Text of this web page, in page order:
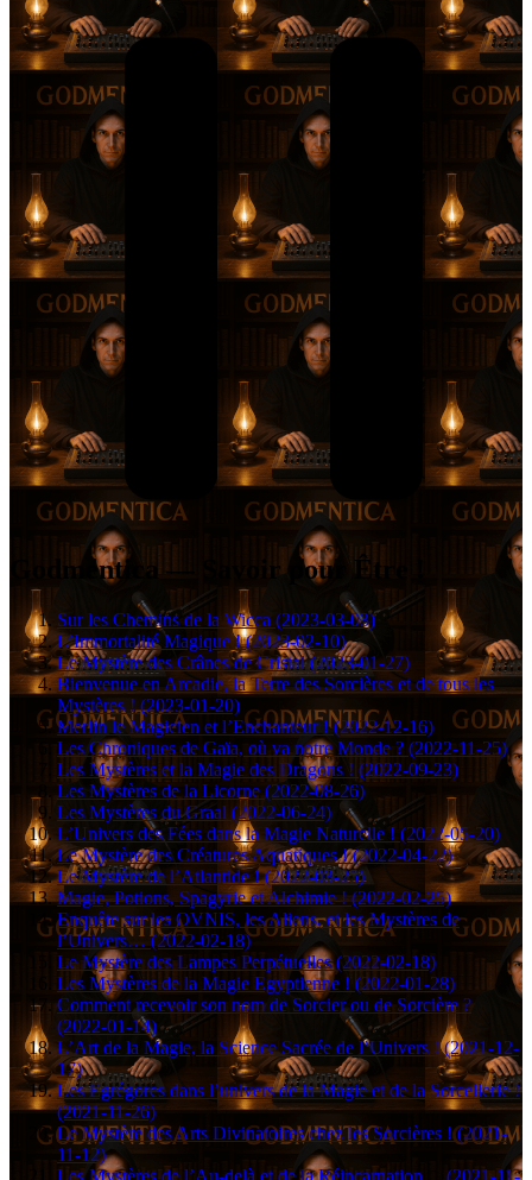
Godmentica — Savoir pour Être !
Sur les Chemins de la Wicca (2023-03-03)
L’Immortalité Magique ! (2023-02-10)
Le Mystère des Crânes de Cristal (2023-01-27)
Bienvenue en Arcadie, la Terre des Sorcières et de tous les
Mystères ! (2023-01-20)
Merlin le Magicien et l’Enchanteur ! (2022-12-16)
Les Chroniques de Gaïa, où va notre Monde ? (2022-11-25)
Les Mystères et la Magie des Dragons ! (2022-09-23)
Les Mystères de la Licorne (2022-08-26)
Les Mystères du Graal (2022-06-24)
L’Univers des Fées dans la Magie Naturelle ! (2022-05-20)
Le Mystère des Créatures Aquatiques ! (2022-04-22)
Le Mystère de l’Atlantide ! (2022-03-25)
Magie, Potions, Spagyrie et Alchimie ! (2022-02-25)
Enquête sur les OVNIS, les Aliens, et les Mystères de
l’Univers… (2022-02-18)
Le Mystère des Lampes Perpétuelles (2022-02-18)
Les Mystères de la Magie Egyptienne ! (2022-01-28)
Comment recevoir son nom de Sorcier ou de Sorcière ?
(2022-01-14)
L’Art de la Magie, la Science Sacrée de l’Univers ! (2021-12-
17)
Les Egrégores dans l’univers de la Magie et de la Sorcellerie !
(2021-11-26)
Le Mystère des Arts Divinatoires chez les Sorcières ! (2021-
11-12)
Les Mystères de l’Au-delà et de la Réincarnation… (2021-11-